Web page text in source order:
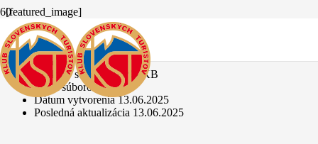
[featured_image]
Stiahnuť
Verzia
Stiahnuť2
Veľkosť súboru
394.94 KB
Počet súborov1
Dátum vytvorenia13.06.2025
Posledná aktualizácia 13.06.2025